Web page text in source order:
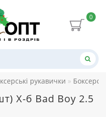
0
рукавички
Х-б Bad Boy 2.5